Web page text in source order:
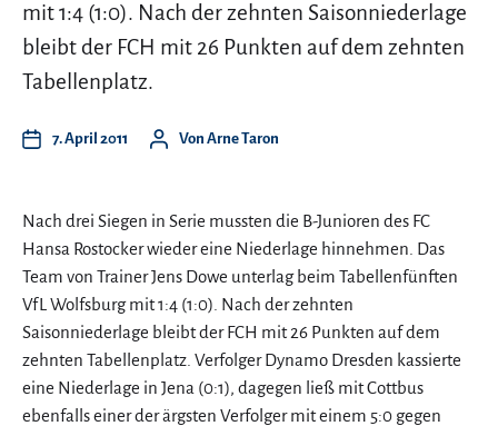
mit 1:4 (1:0). Nach der zehnten Saisonniederlage
bleibt der FCH mit 26 Punkten auf dem zehnten
Tabellenplatz.
7. April 2011 Von Arne Taron
Nach drei Siegen in Serie mussten die B-Junioren des FC
Hansa Rostocker wieder eine Niederlage hinnehmen. Das
Team von Trainer Jens Dowe unterlag beim Tabellenfünften
VfL Wolfsburg mit 1:4 (1:0). Nach der zehnten
Saisonniederlage bleibt der FCH mit 26 Punkten auf dem
zehnten Tabellenplatz. Verfolger Dynamo Dresden kassierte
eine Niederlage in Jena (0:1), dagegen ließ mit Cottbus
ebenfalls einer der ärgsten Verfolger mit einem 5:0 gegen